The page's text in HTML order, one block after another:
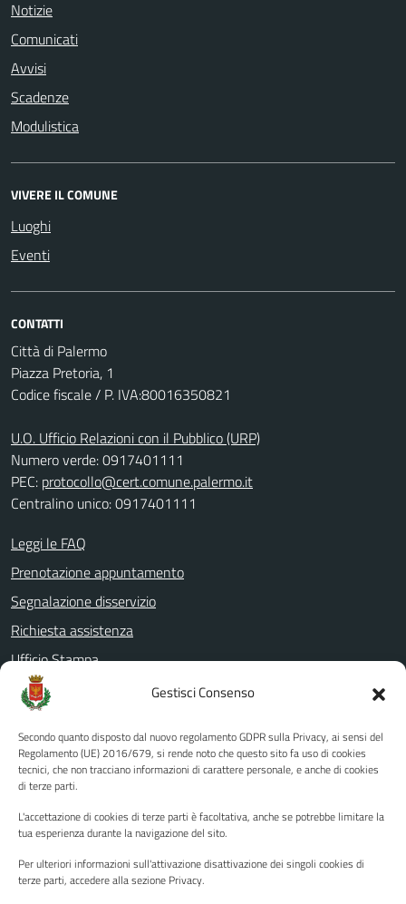
Gestisci Consenso
Secondo quanto disposto dal nuovo regolamento GDPR sulla Privacy, ai sensi del
Regolamento (UE) 2016/679, si rende noto che questo sito fa uso di cookies
tecnici, che non tracciano informazioni di carattere personale, e anche di cookies
di terze parti.
L'accettazione di cookies di terze parti è facoltativa, anche se potrebbe limitare la
tua esperienza durante la navigazione del sito.
Per ulteriori informazioni sull'attivazione disattivazione dei singoli cookies di
terze parti, accedere alla sezione Privacy.
Notizie
Comunicati
Avvisi
Scadenze
Modulistica
VIVERE IL COMUNE
Luoghi
Eventi
CONTATTI
Città di Palermo
Piazza Pretoria, 1
Codice fiscale / P. IVA:80016350821
U.O. Ufficio Relazioni con il Pubblico (URP)
Numero verde: 0917401111
PEC: protocollo@cert.comune.palermo.it
Centralino unico: 0917401111
Leggi le FAQ
Prenotazione appuntamento
Segnalazione disservizio
Richiesta assistenza
Ufficio Stampa
Amministrazione Trasparente
Albo pretorio
Informativa privacy
Note legali
Piano di miglioramento del sito